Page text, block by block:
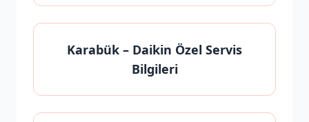
Karabük – Daikin Özel Servis
Bilgileri